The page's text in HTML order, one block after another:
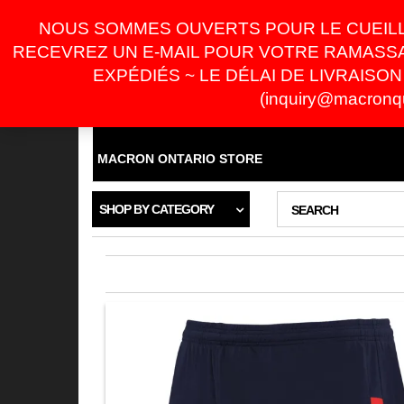
the
content
NOUS SOMMES OUVERTS POUR LE
RECEVREZ UN E-MAIL POUR VOTRE
EXPÉDIÉS ~ LE DÉLAI DE
LOGIN / REGISTER
MACRON ONTARIO STORE
SHOP BY CATEGORY SEARCH